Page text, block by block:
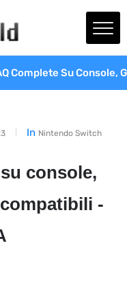
Complete Su Console,
In Nintendo Switch
console,
-